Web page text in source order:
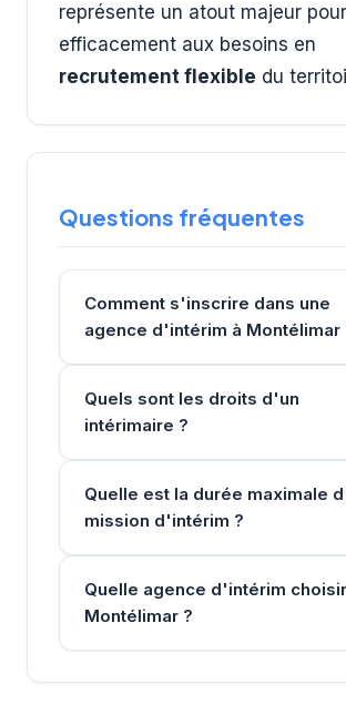
représente un atout majeur
efficacement aux besoins en
recrutement flexible du
Questions fréquentes
Comment s'inscrire dans une
agence d'intérim à Montélimar
Quels sont les droits d'un
intérimaire ?
Quelle est la durée maximale
mission d'intérim ?
Quelle agence d'intérim
Montélimar ?